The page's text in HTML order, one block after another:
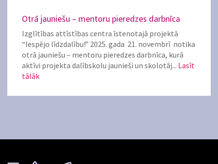
Otrā jauniešu – mentoru pieredzes darbnīca
Izglītības attīstības centra īstenotajā projektā
“Iespējo līdzdalību!” 2025. gada 21. novembrī notika
otrā jauniešu – mentoru pieredzes darbnīca, kurā
aktīvi projekta dalībskolu jaunieši un skolotāj... Lasīt
tālāk